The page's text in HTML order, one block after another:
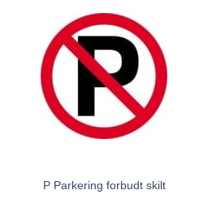
P Parkering forbudt skilt